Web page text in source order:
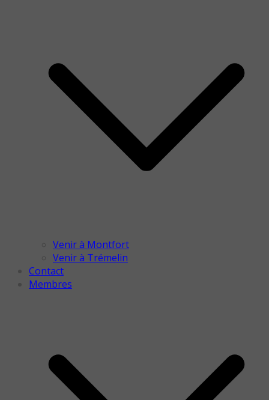
Venir à Montfort
Venir à Trémelin
Contact
Membres